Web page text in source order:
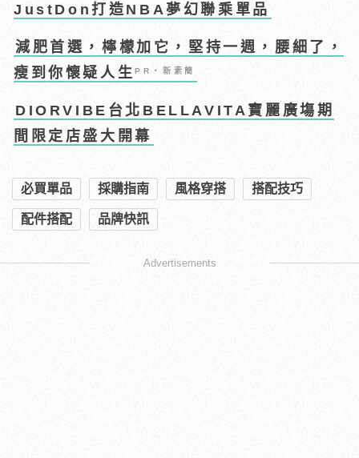
JustDon打造NBA夢幻聯乘單品
減肥首選，檸檬加它，堅持一週，腰細了，
瘦到你懷疑人生PR・新素簡
DIORVIBE台北BELLAVITA寶麗廣塲期
間限定店盛大開幕
必買單品 採購指南 風格穿搭 搭配技巧
配件搭配 品牌快訊
Advertisements